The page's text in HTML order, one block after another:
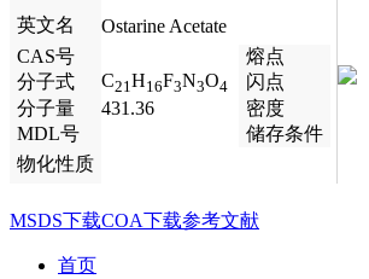
英文名
Ostarine Acetate
CAS号
熔点
分子式
C21H16F3N3O4
闪点
分子量
431.36
密度
MDL号
储存条件
物化性质
MSDS下载COA下载参考文献
首页